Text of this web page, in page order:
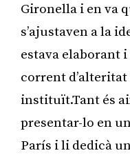
Gironella i en va
s’ajustaven a la
estava elaborant
corrent d’alteritat
instituït.Tant és
presentar-lo en
París i li dedicà